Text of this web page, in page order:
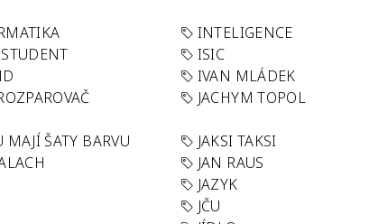
INTELIGENCE
ISIC
IVAN MLÁDEK
JACHYM TOPOL
MAJÍ ŠATY BARVU JAKSI TAKSI
JAN RAUS
JAZYK
JČU